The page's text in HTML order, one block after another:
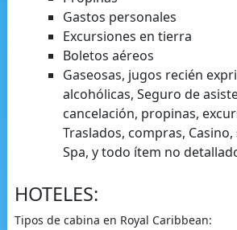
Gastos personales
Excursiones en tierra
Boletos aéreos
Gaseosas, jugos recién
alcohólicas, Seguro de
cancelación, propinas,
Traslados, compras,
Spa, y todo ítem no
HOTELES:
Tipos de cabina en Royal Caribbean: